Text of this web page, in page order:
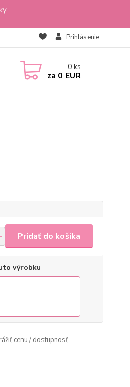
Prihlásenie
0 ks
za 0 EUR
Pridať do košíka
výrobku
cenu / dostupnosť